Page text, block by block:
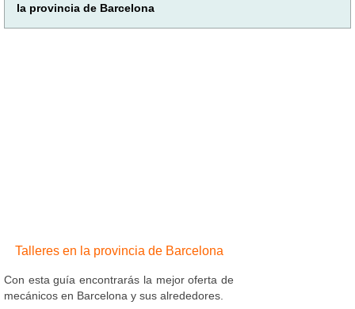
la provincia de Barcelona
Talleres en la provincia de Barcelona
Con esta guía encontrarás la mejor oferta de
mecánicos en Barcelona y sus alrededores.